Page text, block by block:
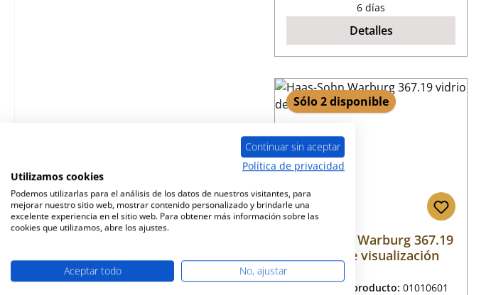
6 días
Detalles
Sólo 2 disponible
Haas-Sohn Warburg 367.19
vidrio de visualización
Número de producto: 01010601
Continuar sin aceptar
Política de privacidad
Utilizamos cookies
Podemos utilizarlas para el análisis de los datos de nuestros visitantes, para
mejorar nuestro sitio web, mostrar contenido personalizado y brindarle una
excelente experiencia en el sitio web. Para obtener más información sobre las
cookies que utilizamos, abre los ajustes.
Aceptar todo No, ajustar